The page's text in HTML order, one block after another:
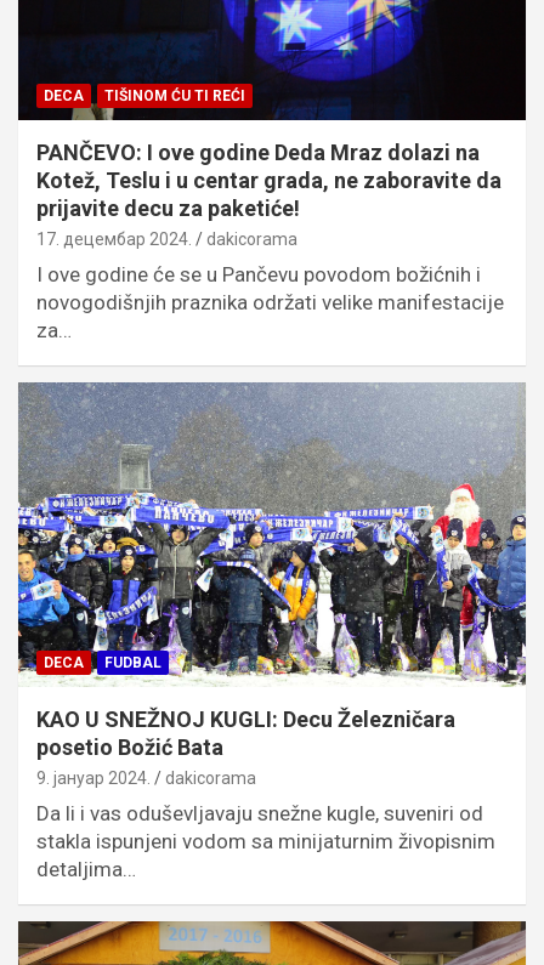
DECA TIŠINOM ĆU TI REĆI
PANČEVO: I ove godine Deda Mraz dolazi na
Kotež, Teslu i u centar grada, ne zaboravite da
prijavite decu za paketiće!
17. децембар 2024. dakicorama
I ove godine će se u Pančevu povodom božićnih i
novogodišnjih praznika održati velike manifestacije
za…
DECA FUDBAL
KAO U SNEŽNOJ KUGLI: Decu Železničara
posetio Božić Bata
9. јануар 2024. dakicorama
Da li i vas oduševljavaju snežne kugle, suveniri od
stakla ispunjeni vodom sa minijaturnim živopisnim
detaljima…